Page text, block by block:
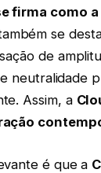
firma como
se
de
neutralidade
Assim, a
é que a